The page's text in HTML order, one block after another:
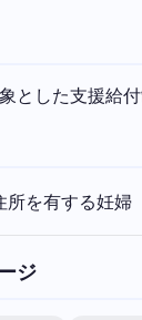
とした支援給
所を有する妊婦
ジ